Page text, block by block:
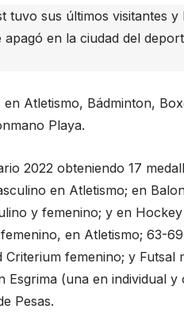
tuvo sus últimos visitantes
en la ciudad del
Atletismo, Bádminton,
Playa.
2022 obteniendo 17
en Atletismo; en
y femenino; y en
en Atletismo; 63-
Criterium femenino; y
Esgrima (una en individual
Pesas.